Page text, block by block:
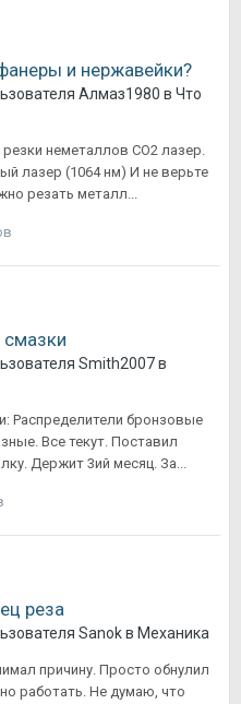
и нержавейки?
Алмаз1980 в Что
неметаллов СО2 лазер.
лазер (1064 нм) И не верьте
резать металл...
смазки
Smith2007в
Распределители бронзовые
Все текут. Поставил
Держит 3ий месяц. За...
реза
Sanokв Механика
причину. Просто обнулил
работать. Не думаю, что